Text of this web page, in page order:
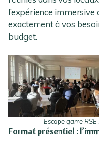
l’expérience
exactement à vos
budget.
Escape game RSE
Format présentiel :